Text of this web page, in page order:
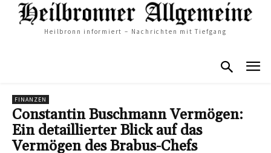
Heilbronn informiert – Nachrichten mit Tiefgang
FINANZEN
Constantin Buschmann Vermögen:
Ein detaillierter Blick auf das
Vermögen des Brabus-Chefs